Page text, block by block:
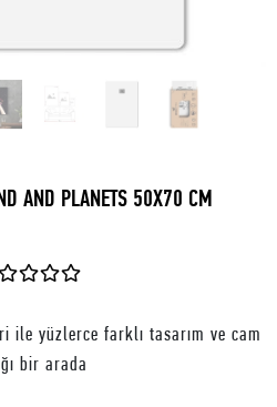
AND PLANETS 50X70 CM
ile yüzlerce farklı tasarım ve cam
bir arada